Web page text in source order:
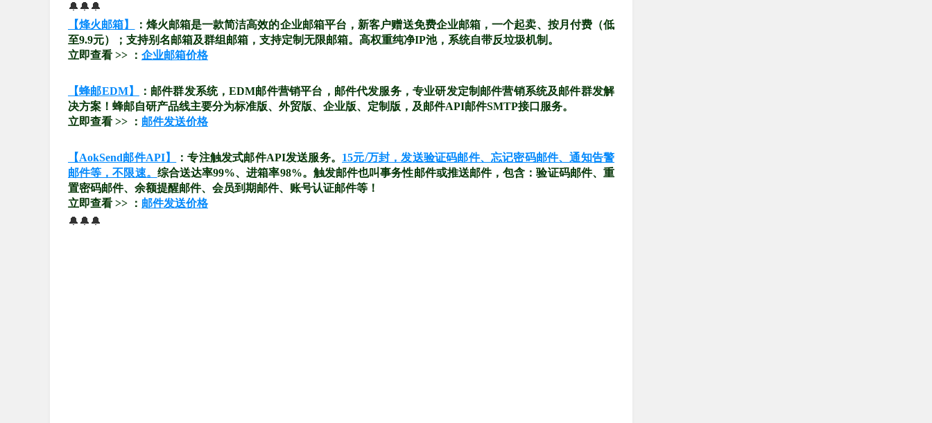
🔔🔔🔔
【烽火邮箱】
：烽火邮箱是一款简洁高效的企业邮箱平台，新客户赠送免费企业邮箱，一个起卖、按月付费（低
至9.9元）；支持别名邮箱及群组邮箱，支持定制无限邮箱。高权重纯净IP池，系统自带反垃圾机制。
立即查看 >> ： 企业邮箱价格
【蜂邮EDM】
：邮件群发系统，EDM邮件营销平台，邮件代发服务，专业研发定制邮件营销系统及邮件群发解
决方案！蜂邮自研产品线主要分为标准版、外贸版、企业版、定制版，及邮件API邮件SMTP接口服务。
立即查看 >> ： 邮件发送价格
【AokSend邮件API】 ：专注触发式邮件API发送服务。 15元/万封，发送验证码邮件、忘记密码邮件、通知告警
邮件等，不限速。 综合送达率99%、进箱率98%。触发邮件也叫事务性邮件或推送邮件，包含：验证码邮件、重
置密码邮件、余额提醒邮件、会员到期邮件、账号认证邮件等！
立即查看 >> ： 邮件发送价格
🔔🔔🔔